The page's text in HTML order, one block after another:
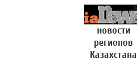
новости
регионов
Казахстана